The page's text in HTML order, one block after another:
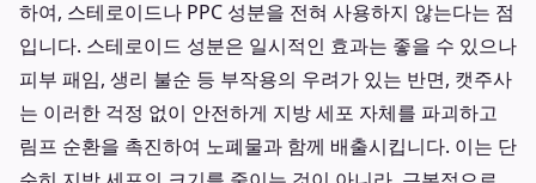
하여, 스테로이드나 PPC 성분을 전혀 사용하지 않는다는 점
입니다. 스테로이드 성분은 일시적인 효과는 좋을 수 있으나
피부 패임, 생리 불순 등 부작용의 우려가 있는 반면, 캣주사
는 이러한 걱정 없이 안전하게 지방 세포 자체를 파괴하고
림프 순환을 촉진하여 노폐물과 함께 배출시킵니다. 이는 단